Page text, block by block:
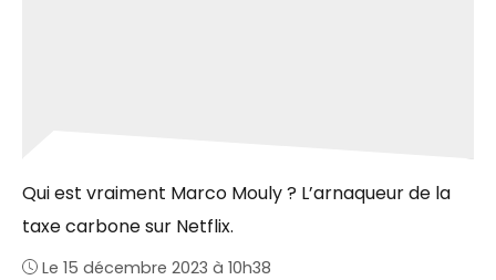
Qui est vraiment Marco Mouly ? L’arnaqueur de la
taxe carbone sur Netflix.
Le 15 décembre 2023 à 10h38